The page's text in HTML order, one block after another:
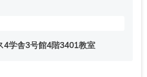
4学舎3号館4階3401教室